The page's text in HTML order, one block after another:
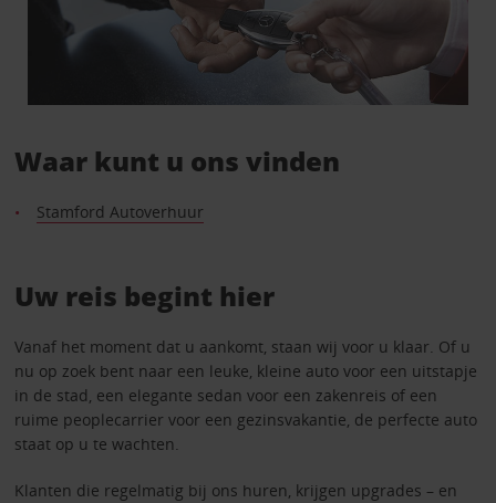
Waar kunt u ons vinden
Stamford Autoverhuur
Uw reis begint hier
Vanaf het moment dat u aankomt, staan wij voor u klaar. Of u
nu op zoek bent naar een leuke, kleine auto voor een uitstapje
in de stad, een elegante sedan voor een zakenreis of een
ruime peoplecarrier voor een gezinsvakantie, de perfecte auto
staat op u te wachten.
Klanten die regelmatig bij ons huren, krijgen upgrades – en